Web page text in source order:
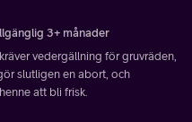
3+ månader
vedergällning för gruvräden,
slutligen en abort, och
att bli frisk.